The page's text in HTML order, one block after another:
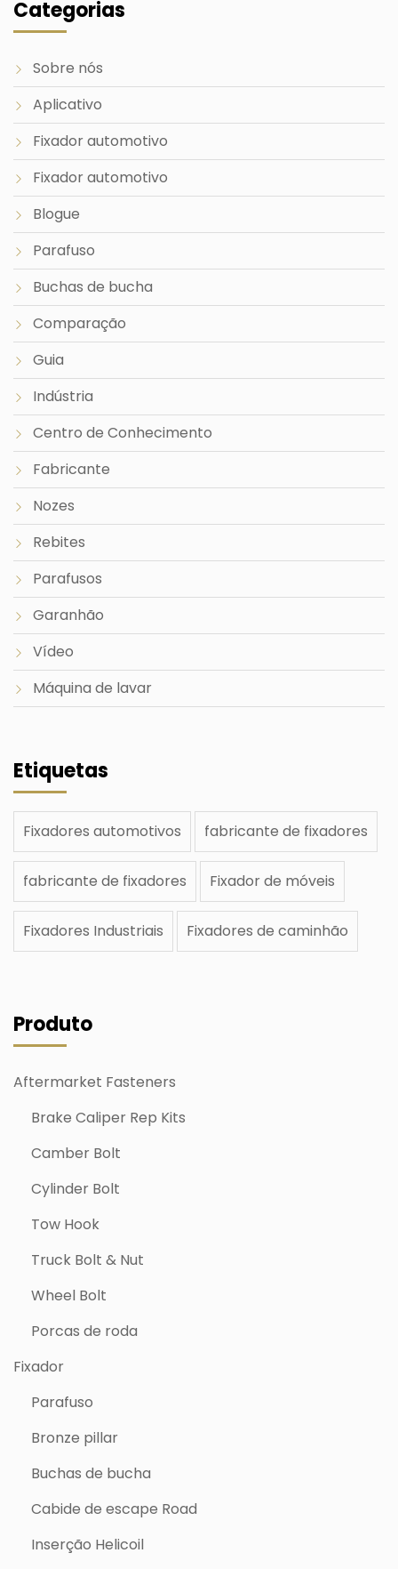
Categorias
Sobre nós
Aplicativo
Fixador automotivo
Fixador automotivo
Blogue
Parafuso
Buchas de bucha
Comparação
Guia
Indústria
Centro de Conhecimento
Fabricante
Nozes
Rebites
Parafusos
Garanhão
Vídeo
Máquina de lavar
Etiquetas
Fixadores automotivos fabricante de fixadores
fabricante de fixadores Fixador de móveis
Fixadores Industriais Fixadores de caminhão
Produto
Aftermarket Fasteners
Brake Caliper Rep Kits
Camber Bolt
Cylinder Bolt
Tow Hook
Truck Bolt & Nut
Wheel Bolt
Porcas de roda
Fixador
Parafuso
Bronze pillar
Buchas de bucha
Cabide de escape Road
Inserção Helicoil